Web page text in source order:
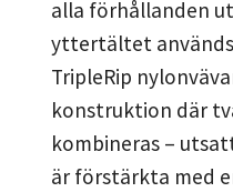
alla förhållanden
yttertältet
TripleRip
konstruktion där
kombineras –
är förstärkta med